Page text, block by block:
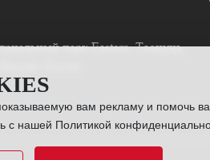
парк Eastern, Таоцунь,
вам рекламу и помочь
нашей Политикой